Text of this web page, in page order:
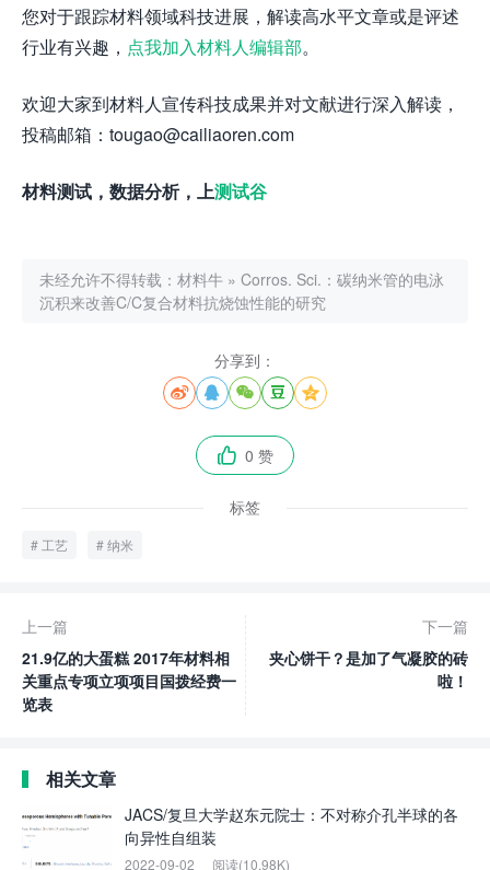
您对于跟踪材料领域科技进展，解读高水平文章或是评述
行业有兴趣， 点我加入材料人编辑部。
欢迎大家到材料人宣传科技成果并对文献进行深入解读，
投稿邮箱：tougao@cailiaoren.com
材料测试，数据分析，上测试谷
未经允许不得转载： 材料牛 » Corros. Sci.：碳纳米管的电泳
沉积来改善C/C复合材料抗烧蚀性能的研究
分享到：
    
 0 赞
标签
工艺 纳米
上一篇
21.9亿的大蛋糕 2017年材料相
关重点专项立项项目国拨经费一
览表
下一篇
夹心饼干？是加了气凝胶的砖
啦！
相关文章
JACS/复旦大学赵东元院士：不对称介孔半球的各
向异性自组装
2022-09-02 阅读(10.98K)